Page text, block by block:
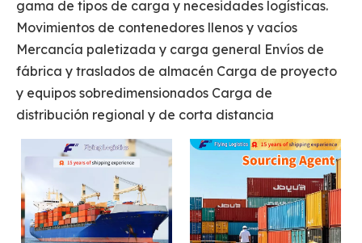
gama de tipos de carga y necesidades logísticas.
Movimientos de contenedores llenos y vacíos
Mercancía paletizada y carga general Envíos de
fábrica y traslados de almacén Carga de proyecto
y equipos sobredimensionados Carga de
distribución regional y de corta distancia